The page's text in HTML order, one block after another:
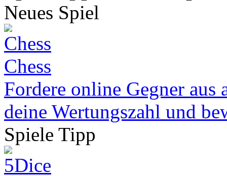
Neues Spiel
Chess
Fordere online Gegner aus
deine Wertungszahl und
Spiele Tipp